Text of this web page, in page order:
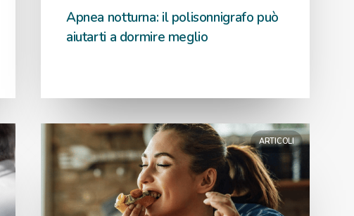
Apnea notturna: il polisonnigrafo può
aiutarti a dormire meglio
ARTICOLI